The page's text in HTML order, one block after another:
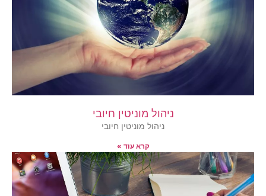
ניהול מוניטין חיובי
ניהול מוניטין חיובי
קרא עוד »